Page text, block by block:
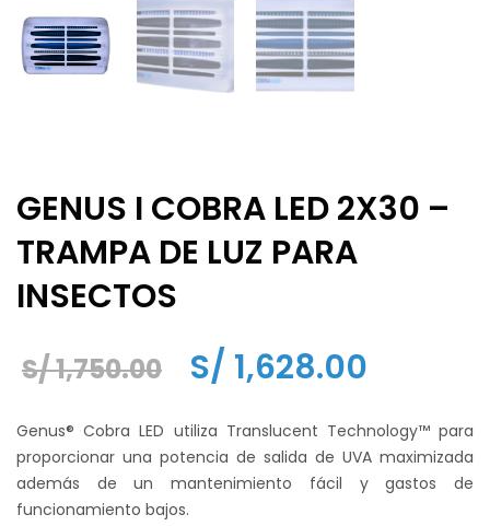
GENUS I COBRA LED 2X30 –
TRAMPA DE LUZ PARA
INSECTOS
S/1,750.00
El
original
era:
S/ 1,628.00
actual
es:
Genus® Cobra LED utiliza Translucent Technology™ para
proporcionar una potencia de salida de UVA maximizada
además de un mantenimiento fácil y gastos de
funcionamiento bajos.